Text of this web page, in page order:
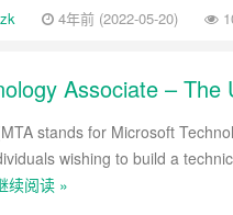
4年前 (2022-05-20)
Associate – The
stands for Microsoft
wishing to build a
续阅读 »